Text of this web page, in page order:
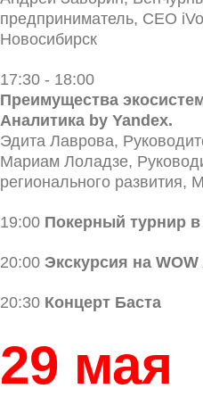
предприниматель, CEO
Новосибирск
17:30 - 18:00
Преимущества
Аналитика by Yandex.
Эдита Лаврова,
Мариам Лоладзе,
регионального развития,
19:00 Покерный турнир
20:00 Экскурсия на WOW
20:30 Концерт Баста
29 мая